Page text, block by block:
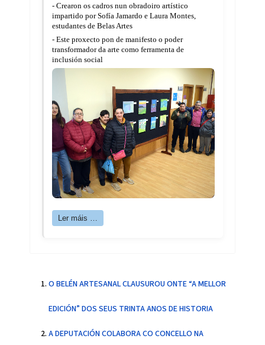
- Crearon os cadros nun obradoiro artístico
impartido por Sofía Jamardo e Laura Montes,
estudantes de Belas Artes
- Este proxecto pon de manifesto o poder
transformador da arte como ferramenta de
inclusión social
Ler máis …
O BELÉN ARTESANAL CLAUSUROU ONTE “A MELLOR
EDICIÓN” DOS SEUS TRINTA ANOS DE HISTORIA
A DEPUTACIÓN COLABORA CO CONCELLO NA